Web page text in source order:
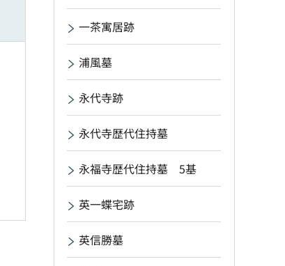
一茶寓居跡
浦風墓
永代寺跡
永代寺歴代住持墓
永福寺歴代住持墓 5基
英一蝶宅跡
英信勝墓